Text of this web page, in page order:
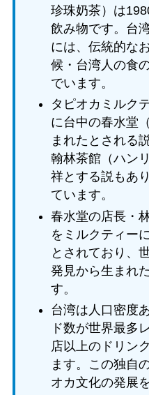
珍珠奶茶）は
飲み物です。台
には、伝統的な
候・台湾人の食
でいます。
タピオカミルク
に台中の春水堂
まれたとされる
翰林茶館（ハン
祥とする説もあ
ています。
春水堂の店長・
をミルクティー
とされており、
発見から生まれ
す。
台湾は人口密度
ド数が世界最多
店以上のドリン
ます。この独自
オカ文化の発展